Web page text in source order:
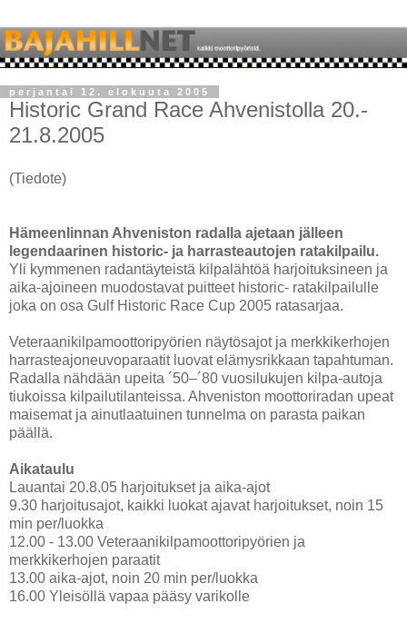
perjantai 12. elokuuta 2005
Historic Grand Race Ahvenistolla 20.-
21.8.2005
(Tiedote)
Hämeenlinnan Ahveniston radalla ajetaan jälleen
legendaarinen historic- ja harrasteautojen ratakilpailu.
Yli kymmenen radantäyteistä kilpalähtöä harjoituksineen ja
aika-ajoineen muodostavat puitteet historic- ratakilpailulle
joka on osa Gulf Historic Race Cup 2005 ratasarjaa.
Veteraanikilpamoottoripyörien näytösajot ja merkkikerhojen
harrasteajoneuvoparaatit luovat elämysrikkaan tapahtuman.
Radalla nähdään upeita ´50–´80 vuosilukujen kilpa-autoja
tiukoissa kilpailutilanteissa. Ahveniston moottoriradan upeat
maisemat ja ainutlaatuinen tunnelma on parasta paikan
päällä.
Aikataulu
Lauantai 20.8.05 harjoitukset ja aika-ajot
9.30 harjoitusajot, kaikki luokat ajavat harjoitukset, noin 15
min per/luokka
12.00 - 13.00 Veteraanikilpamoottoripyörien ja
merkkikerhojen paraatit
13.00 aika-ajot, noin 20 min per/luokka
16.00 Yleisöllä vapaa pääsy varikolle